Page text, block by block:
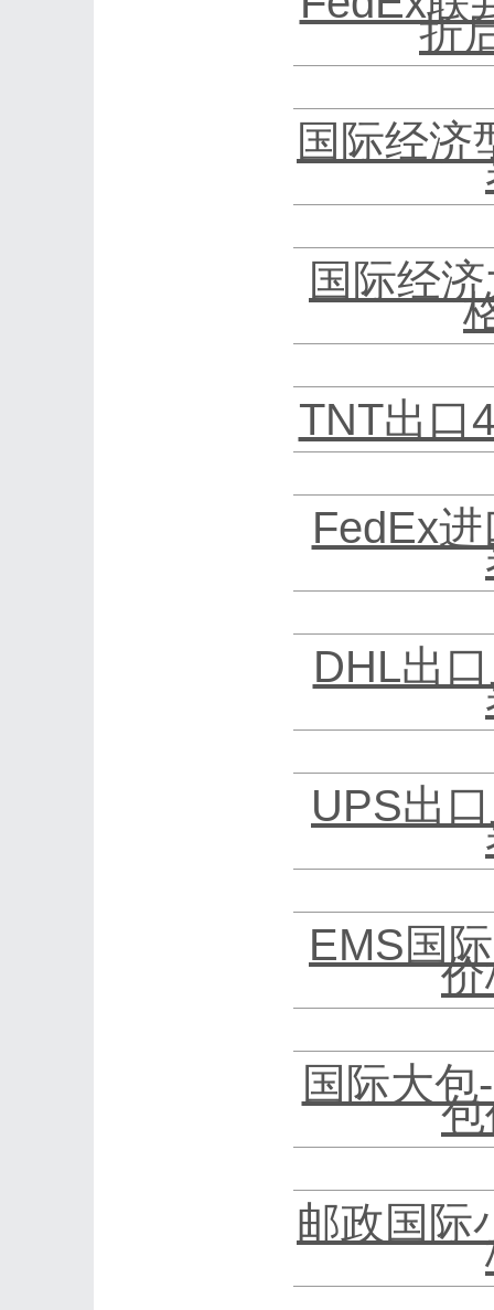
折
国际经济
国际经
TNT出口
FedEx
DHL出
UPS出
EMS国
国际大
邮政国际